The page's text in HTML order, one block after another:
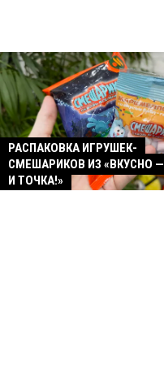
РАСПАКОВКА ИГРУШЕК-
СМЕШАРИКОВ ИЗ «ВКУСНО —
И ТОЧКА!»